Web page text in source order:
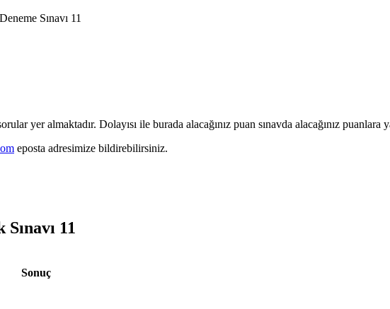
Deneme Sınavı 11
yer almaktadır. Dolayısı ile burada alacağınız puan sınavda alacağınız puanlara
eposta adresimize bildirebilirsiniz.
11
Sonuç